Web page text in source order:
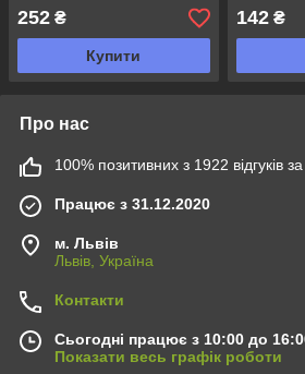
252 ₴
Купити
142₴
Про нас
100% позитивних з 1922 відгуків за
Працює з 31.12.2020
м. Львів
Львів, Україна
Контакти
Сьогодні працює з 10:00 до
Показати весь графік роботи